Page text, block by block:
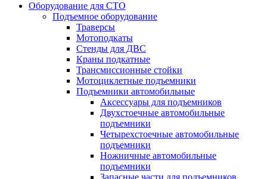
Оборудование для СТО
Подъемное оборудование
Траверсы
Мотоподкаты
Стенды для ДВС
Краны подкатные
Трансмиссионные стойки
Мотоциклетные подъемники
Подъемники автомобильные
Аксессуары для подъемников
Двухстоечные автомобильные
подъемники
Четырехстоечные автомобильные
подъемники
Ножничные автомобильные
подъемники
Запасные части для подъемников